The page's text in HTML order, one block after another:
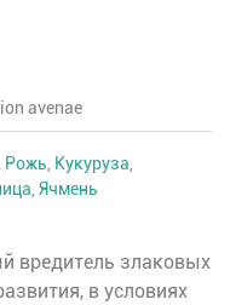
avenae
Рожь Кукуруза
Ячмень
вредитель злаковых
в условиях